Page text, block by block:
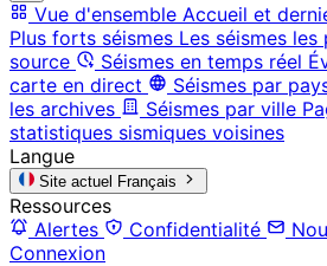
Vue d'ensemble Accueil et
Plus forts séismes Les séismes
source
Séismes en temps réel
carte en direct
Séismes par
les archives
Séismes par ville
statistiques sismiques voisines
Langue
Site actuel Français
Ressources
Alertes
Confidentialité
Connexion